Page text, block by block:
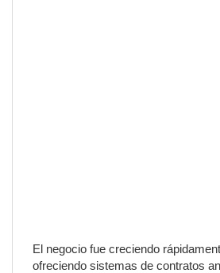
El negocio fue creciendo
ofreciendo sistemas de contratos